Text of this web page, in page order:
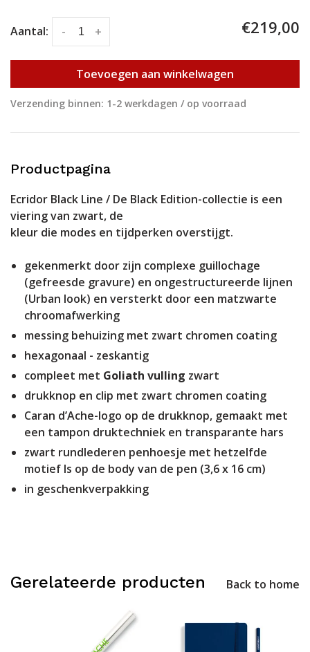
Aantal: +
- €219,00
Toevoegen aan winkelwagen
Verzending binnen: 1-2 werkdagen / op voorraad
Productpagina
Ecridor Black Line / De Black Edition-collectie is een
viering van zwart, de
kleur die modes en tijdperken overstijgt.
gekenmerkt door zijn complexe guillochage
(gefreesde gravure) en ongestructureerde lijnen
(Urban look) en versterkt door een matzwarte
chroomafwerking
messing behuizing met zwart chromen coating
hexagonaal - zeskantig
compleet met Goliath vulling zwart
drukknop en clip met zwart chromen coating
Caran d’Ache-logo op de drukknop, gemaakt met
een tampon druktechniek en transparante hars
zwart rundlederen penhoesje met hetzelfde
motief ls op de body van de pen (3,6 x 16 cm)
in geschenkverpakking
Gerelateerde producten Back to home